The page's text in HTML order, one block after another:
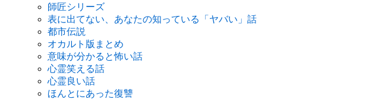
師匠シリーズ
表に出てない、あなたの知っている「ヤバい」話
都市伝説
オカルト版まとめ
意味が分かると怖い話
心霊笑える話
心霊良い話
ほんとにあった復讐